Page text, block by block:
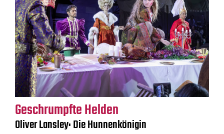
Geschrumpfte Helden
Oliver Lansley: Die Hunnenkönigin